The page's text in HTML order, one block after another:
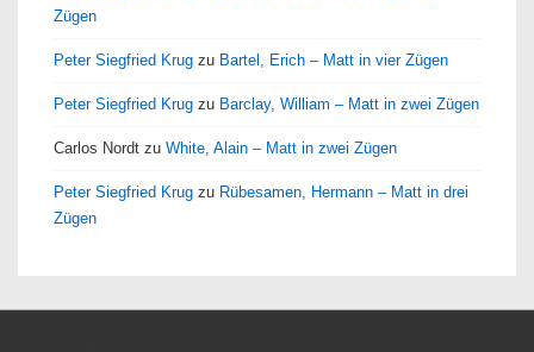
Zügen
Peter Siegfried Krug zu Bartel, Erich – Matt in vier Zügen
Peter Siegfried Krug zu Barclay, William – Matt in zwei Zügen
Carlos Nordt zu White, Alain – Matt in zwei Zügen
Peter Siegfried Krug zu Rübesamen, Hermann – Matt in drei
Zügen